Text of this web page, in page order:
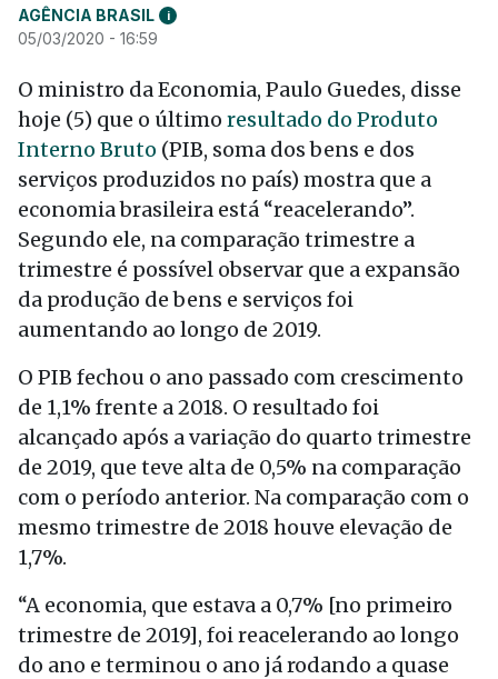
AGÊNCIA BRASIL i
05/03/2020 - 16:59
O ministro da Economia, Paulo Guedes, disse
hoje (5) que o último resultado do Produto
Interno Bruto (PIB, soma dos bens e dos
serviços produzidos no país) mostra que a
economia brasileira está “reacelerando”.
Segundo ele, na comparação trimestre a
trimestre é possível observar que a expansão
da produção de bens e serviços foi
aumentando ao longo de 2019.
O PIB fechou o ano passado com crescimento
de 1,1% frente a 2018. O resultado foi
alcançado após a variação do quarto trimestre
de 2019, que teve alta de 0,5% na comparação
com o período anterior. Na comparação com o
mesmo trimestre de 2018 houve elevação de
1,7%.
“A economia, que estava a 0,7% [no primeiro
trimestre de 2019], foi reacelerando ao longo
do ano e terminou o ano já rodando a quase